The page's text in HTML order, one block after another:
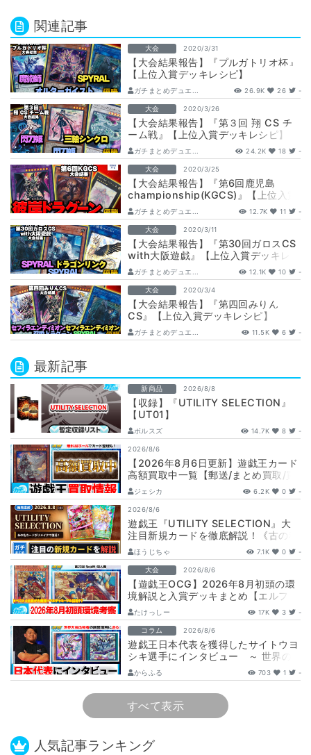
関連記事
大会 2020/3/31
【大会結果報告】『プルガトリオ杯』
【上位入賞デッキレシピ】
ガチまとめデュエ... 26.9K 26 -
大会 2020/3/26
【大会結果報告】『第３回 翔 CS チ
ーム戦』【上位入賞デッキレシピ】
ガチまとめデュエ... 24.2K 18 -
大会 2020/3/25
【大会結果報告】『第6回鹿児島
championship(KGCS)』【上位入賞
デッキレシピ】
ガチまとめデュエ... 12.7K 11 -
大会 2020/3/11
【大会結果報告】『第30回ガロスCS
with大阪遊戯』【上位入賞デッキレ
シピ】
ガチまとめデュエ... 12.1K 10 -
大会 2020/3/4
【大会結果報告】『第四回みりん
CS』【上位入賞デッキレシピ】
ガチまとめデュエ... 11.5K 6 -
最新記事
新商品 2026/8/8
【収録】『UTILITY SELECTION』
【UT01】
ボルスズ 14.7K 8 -
2026/8/6
【2026年8月6日更新】遊戯王カード
高額買取中一覧【郵送/まとめ買取/買
取表/相場/レリーフ】
ジェシカ 6.2K 0 -
2026/8/6
遊戯王『UTILITY SELECTION』大
注目新規カードを徹底解説！《古の秘
儀/聖なる心のバリア －マイン…
ほうじちゃ 7.1K 0 -
大会 2026/8/6
【遊戯王OCG】2026年8月初頭の環
境解説と入賞デッキまとめ【エルフェ
ンノーツ/トゥーン/キラーチューン/
ウ…
たけっしー 17K 3 -
コラム 2026/8/6
遊戯王日本代表を獲得したサイトウヨ
シキ選手にインタビュー ～ 世界の
舞台へ挑む、サイトウ選手の軌跡と決
意 ～
からふる 703 1 -
すべて表示
人気記事ランキング